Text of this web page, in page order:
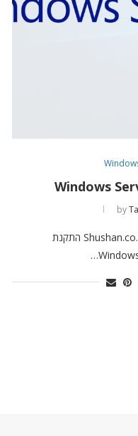
by
כל הזכויות שמורות לטל בן שושן – Shushan.co.il התקנת